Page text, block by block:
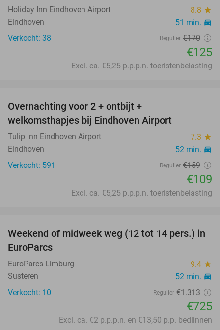
Holiday Inn Eindhoven Airport 8.8 star
Eindhoven 51 min. directions_car
Verkocht: 38 Regulier €170
€125
Excl. ca. €5,25 p.p.p.n. toeristenbelasting
Overnachting voor 2 + ontbijt +
welkomsthapjes bij Eindhoven Airport
Tulip Inn Eindhoven Airport 7.3 star
Eindhoven 52 min. directions_car
Verkocht: 591 Regulier €159
€109
Excl. ca. €5,25 p.p.p.n. toeristenbelasting
45%
Weekend of midweek weg (12 tot 14 pers.) in
EuroParcs
EuroParcs Limburg 9.4 star
Susteren 52 min. directions_car
Verkocht: 10 Regulier €1.313
€725
Excl. ca. €2 p.p.p.n. en €13,50 p.p. bedlinnen